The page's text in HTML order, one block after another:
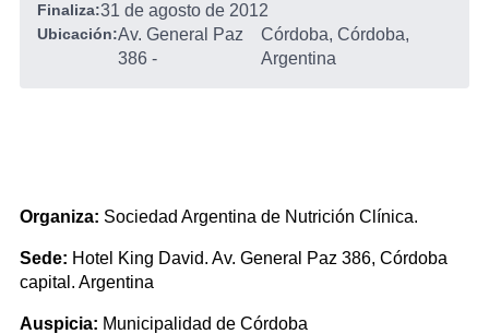
Finaliza:31 de agosto de 2012
Ubicación:Av. General Paz
386 -
Córdoba, Córdoba,
Argentina
Organiza: Sociedad Argentina de Nutrición Clínica.
Sede: Hotel King David. Av. General Paz 386, Córdoba
capital. Argentina
Auspicia: Municipalidad de Córdoba